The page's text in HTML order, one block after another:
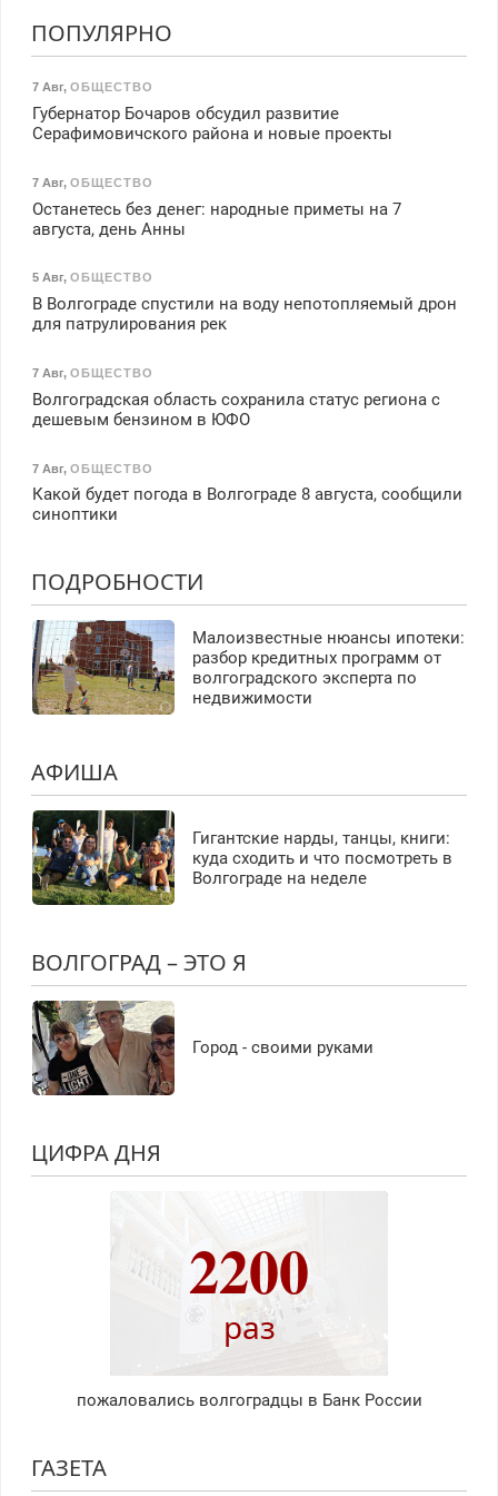
ПОПУЛЯРНО
7 Авг, ОБЩЕСТВО
Губернатор Бочаров обсудил развитие
Серафимовичского района и новые проекты
7 Авг, ОБЩЕСТВО
Останетесь без денег: народные приметы на 7
августа, день Анны
5 Авг, ОБЩЕСТВО
В Волгограде спустили на воду непотопляемый дрон
для патрулирования рек
7 Авг, ОБЩЕСТВО
Волгоградская область сохранила статус региона с
дешевым бензином в ЮФО
7 Авг, ОБЩЕСТВО
Какой будет погода в Волгограде 8 августа, сообщили
синоптики
ПОДРОБНОСТИ
Малоизвестные нюансы ипотеки:
разбор кредитных программ от
волгоградского эксперта по
недвижимости
АФИША
Гигантские нарды, танцы, книги:
куда сходить и что посмотреть в
Волгограде на неделе
ВОЛГОГРАД – ЭТО Я
Город - своими руками
ЦИФРА ДНЯ
2200
раз
пожаловались волгоградцы в Банк России
ГАЗЕТА